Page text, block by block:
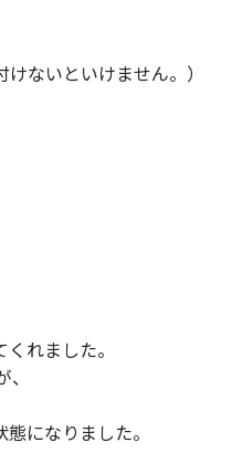
ないといけません。）
れました。
になりました。